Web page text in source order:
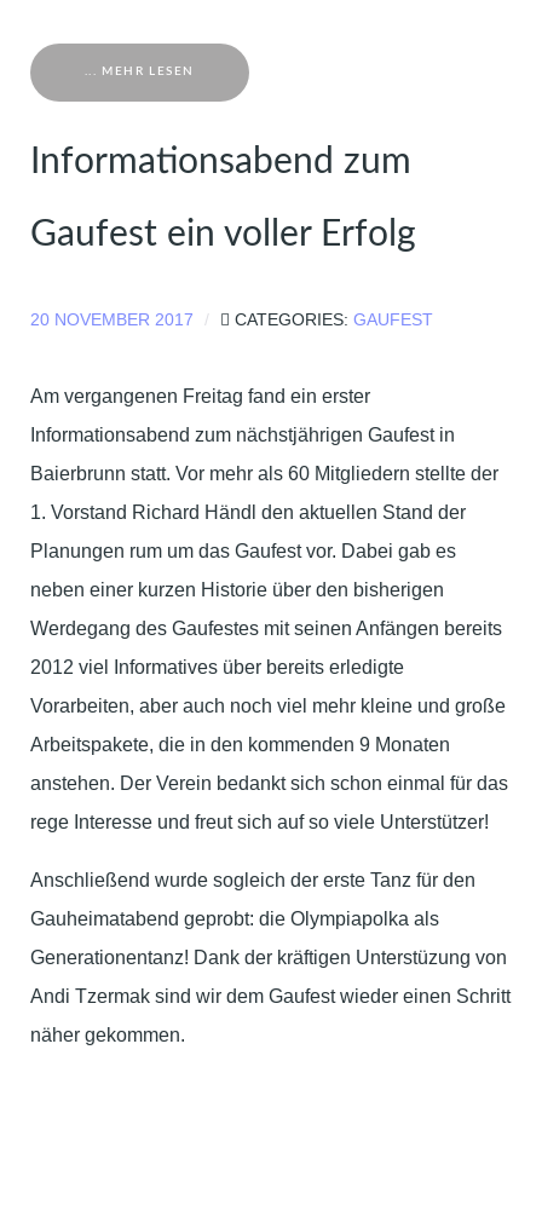
... MEHR LESEN
Informationsabend zum
Gaufest ein voller Erfolg
20 NOVEMBER 2017 CATEGORIES: GAUFEST
Am vergangenen Freitag fand ein erster
Informationsabend zum nächstjährigen Gaufest in
Baierbrunn statt. Vor mehr als 60 Mitgliedern stellte der
1. Vorstand Richard Händl den aktuellen Stand der
Planungen rum um das Gaufest vor. Dabei gab es
neben einer kurzen Historie über den bisherigen
Werdegang des Gaufestes mit seinen Anfängen bereits
2012 viel Informatives über bereits erledigte
Vorarbeiten, aber auch noch viel mehr kleine und große
Arbeitspakete, die in den kommenden 9 Monaten
anstehen. Der Verein bedankt sich schon einmal für das
rege Interesse und freut sich auf so viele Unterstützer!
Anschließend wurde sogleich der erste Tanz für den
Gauheimatabend geprobt: die Olympiapolka als
Generationentanz! Dank der kräftigen Unterstüzung von
Andi Tzermak sind wir dem Gaufest wieder einen Schritt
näher gekommen.